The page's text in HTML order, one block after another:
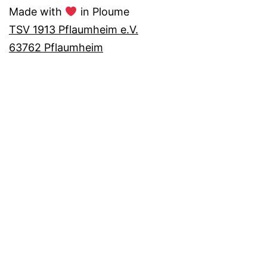
Made with
in Ploume
TSV 1913 Pflaumheim e.V.
63762 Pflaumheim